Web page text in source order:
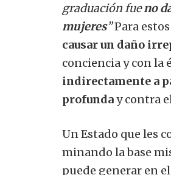
graduación fueno
mujeres”Para
causar un daño
conciencia y con la
indirectamente a
profunday contra
Un Estado que les
minando la base
puede generar en